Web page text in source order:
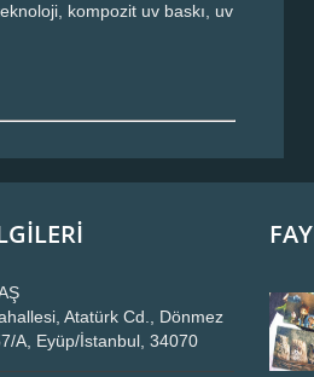
kompozit uv baskı, uv
Atatürk Cd., Dönmez
A, Eyüp/İstanbul, 34070